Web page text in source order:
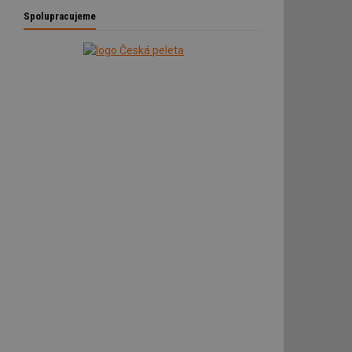
Spolupracujeme
session uživatele
Hotjar
session uživatele
session uživatele
webu
používajícím
a kódu na